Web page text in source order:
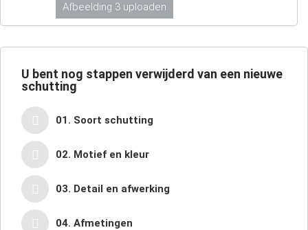
Afbeelding 3 uploaden
U bent nog stappen verwijderd van een nieuwe
schutting
01. Soort schutting
02. Motief en kleur
03. Detail en afwerking
04. Afmetingen